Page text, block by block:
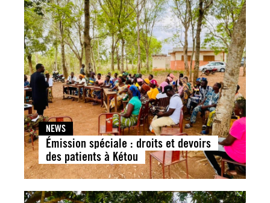
NEWS
Émission spéciale : droits et devoirs
des patients à Kétou